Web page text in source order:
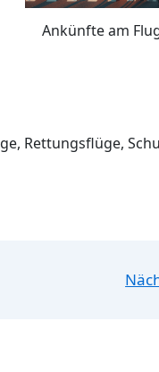
Ankünfte am
Rettungsflüge,